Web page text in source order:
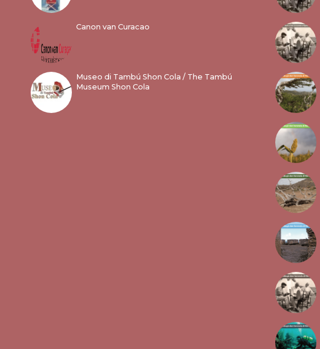
Canon van Curacao
Museo di Tambú Shon Cola / The Tambú
Museum Shon Cola